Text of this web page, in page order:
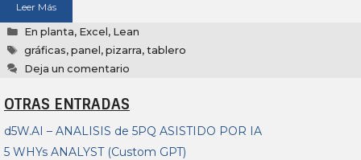
Leer Más
Categorías
En planta, Excel , Lean
Etiquetas
gráficas, panel , pizarra, tablero
Deja un comentario
OTRAS ENTRADAS
d5W.AI – ANALISIS de 5PQ ASISTIDO POR IA
5 WHYs ANALYST (Custom GPT)